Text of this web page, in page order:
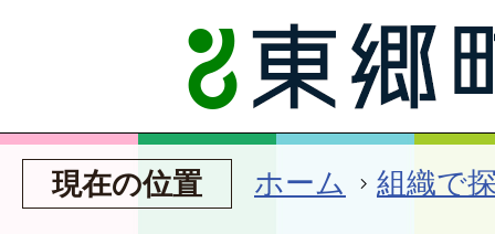
現在の位置 ホーム 組織で